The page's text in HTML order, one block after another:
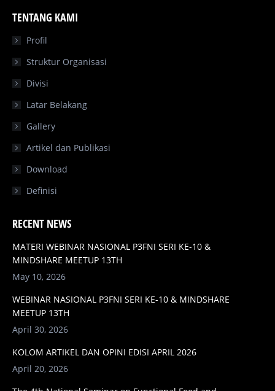
opens
in
window
opens
in
window
opens
window
opens
window
TENTANG KAMI
Profil
Struktur Organisasi
Divisi
Latar Belakang
Gallery
Artikel dan Publikasi
Download
Definisi
RECENT NEWS
MATERI WEBINAR NASIONAL P3FNI SERI KE-10 &
MINDSHARE MEETUP 13TH
May 10, 2026
WEBINAR NASIONAL P3FNI SERI KE-10 & MINDSHARE
MEETUP 13TH
April 30, 2026
KOLOM ARTIKEL DAN OPINI EDISI APRIL 2026
April 20, 2026